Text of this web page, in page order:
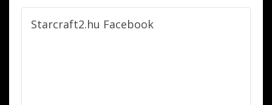
Starcraft2.hu Facebook